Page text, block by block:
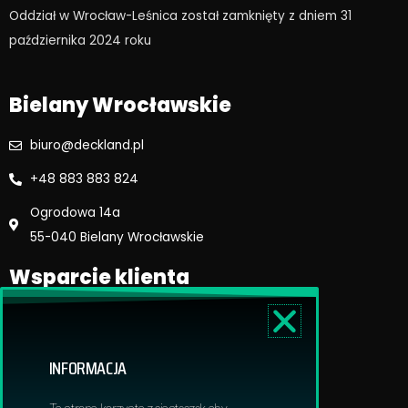
o
o
g
r
Oddział w Wrocław-Leśnica został zamknięty z dniem 31
października 2024 roku​
Bielany Wrocławskie
biuro@deckland.pl
+48 883 883 824
Ogrodowa 14a
55-040 Bielany Wrocławskie
Wsparcie klienta
Dostawa i płatność
INFORMACJA